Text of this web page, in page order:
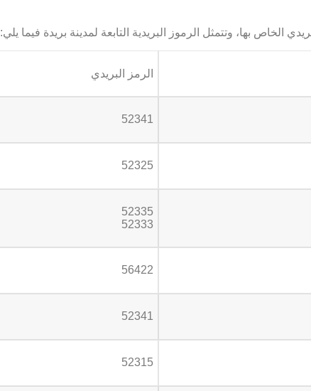
الخاص بها، وتتمثل الرموز البريدية التابعة لمدينة بريدة فيما يلي:
الرمز البريدي
52341
52325
52335
52333
56422
52341
52315